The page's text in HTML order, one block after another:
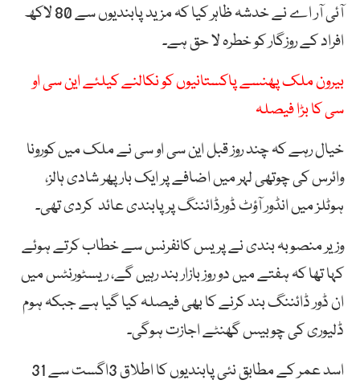
آئی آر اے نے خدشہ ظاہر کیا کہ مزید پابندیوں سے 80 لاکھ
افراد کے روزگار کو خطرہ لا حق ہے۔
بیرون ملک پھنسے پاکستانیوں کو نکالنے کیلئے این سی او
سی کا بڑا فیصلہ
خیال رہے کہ چند روز قبل این سی او سی نے ملک میں کورونا
وائرس کی چوتھی لہر میں اضافے پر ایک بار پھر شادی ہالز،
ہوٹلز میں انڈور آؤٹ ڈورڈائننگ پر پابندی عائد کردی تھی۔
وزیر منصوبہ بندی نے پریس کانفرنس سے خطاب کرتے ہوئے
کہا تھا کہ ہفتے میں دو روز بازار بند رہیں گے، ریسٹورنٹس میں
ان ڈور ڈائننگ بند کرنے کا بھی فیصلہ کیا گیا ہے جبکہ ہوم
ڈلیوری کی چوبیس گھنٹے اجازت ہوگی۔
اسد عمر کے مطابق نئی پابندیوں کا اطلاق 3اگست سے 31